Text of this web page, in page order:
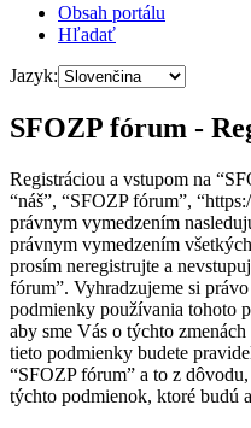
Obsah portálu
Hľadať
Jazyk:
SFOZP fórum -
Registráciou a vstupom na
“náš”, “SFOZP fórum”,
právnym vymedzením
právnym vymedzením
prosím neregistrujte a
fórum”. Vyhradzujeme si
podmienky používania tohoto
aby sme Vás o týchto
tieto podmienky budete
“SFOZP fórum” a to z
týchto podmienok, ktoré budú